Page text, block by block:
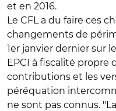
et en 2016.
Le CFL a du faire ces
changements de
1er janvier dernier sur
EPCI à fiscalité propre
contributions et les
péréquation
ne sont pas connus.